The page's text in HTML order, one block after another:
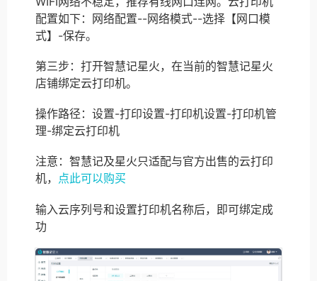
配置如下：网络配置--网络模式--选择【网口模
式】-保存。
第三步：打开智慧记星火，在当前的智慧记星火
店铺绑定云打印机。
操作路径：设置-打印设置-打印机设置-打印机管
理-绑定云打印机
注意：智慧记及星火只适配与官方出售的云打印
机， 点此可以购买
输入云序列号和设置打印机名称后，即可绑定成
功